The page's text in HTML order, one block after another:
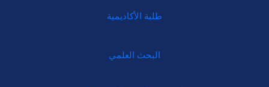
طلبة الأكاديمية
البحث العلمي